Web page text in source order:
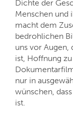
Dichte der
Menschen und
macht dem
bedrohlichen
uns vor Augen,
ist, Hoffnung
nur in
wünschen,
ist.